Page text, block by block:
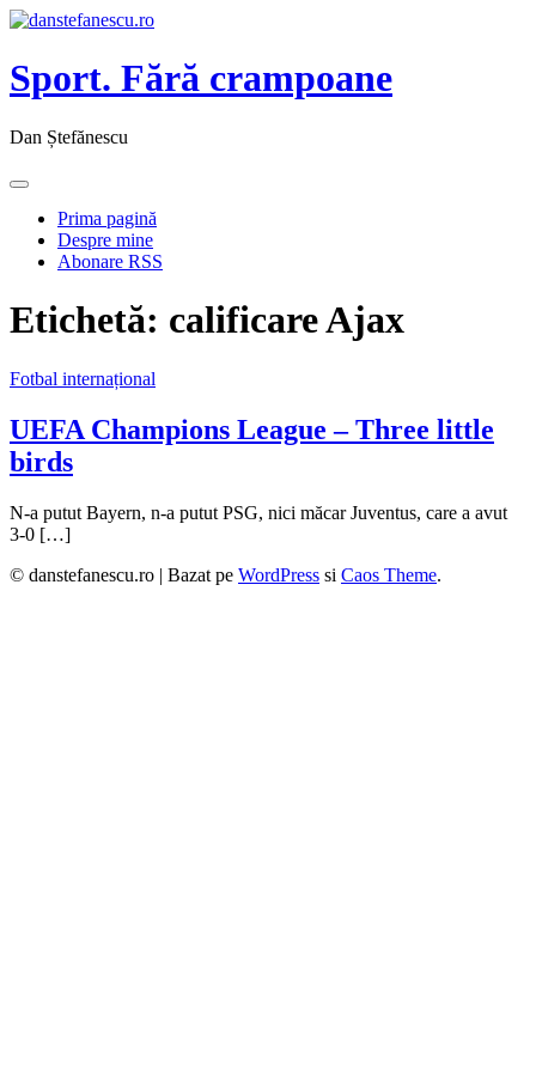
Sport. Fără crampoane
Dan Ștefănescu
Prima pagină
Despre mine
Abonare RSS
Etichetă: calificare Ajax
Fotbal internațional
UEFA Champions League – Three little
birds
N-a putut Bayern, n-a putut PSG, nici măcar Juventus, care a avut
3-0 […]
© danstefanescu.ro | Bazat pe WordPress si Caos Theme.